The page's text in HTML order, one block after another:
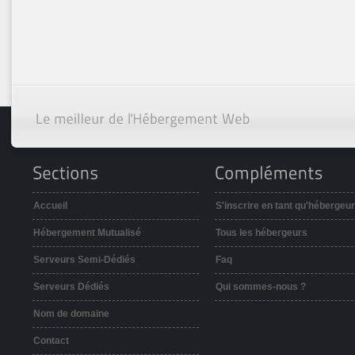
Accueil
Hébergement Mutualisé
Serveurs Semi-Dédiés
Serveurs Dédiés
Nom de domaine
Contact
S'inscrire en tant qu'hébergeur
Tous les hébergeurs
Faq
Qui sommes-nous ?